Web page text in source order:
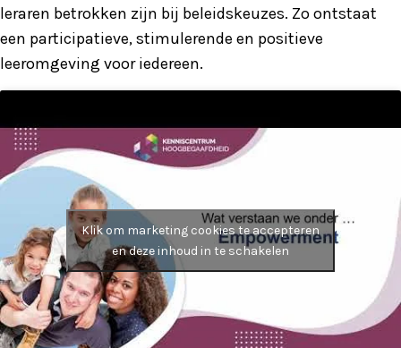
leraren betrokken zijn bij beleidskeuzes. Zo ontstaat
een participatieve, stimulerende en positieve
leeromgeving voor iedereen.
Klik om marketing cookies te accepteren
en deze inhoud in te schakelen